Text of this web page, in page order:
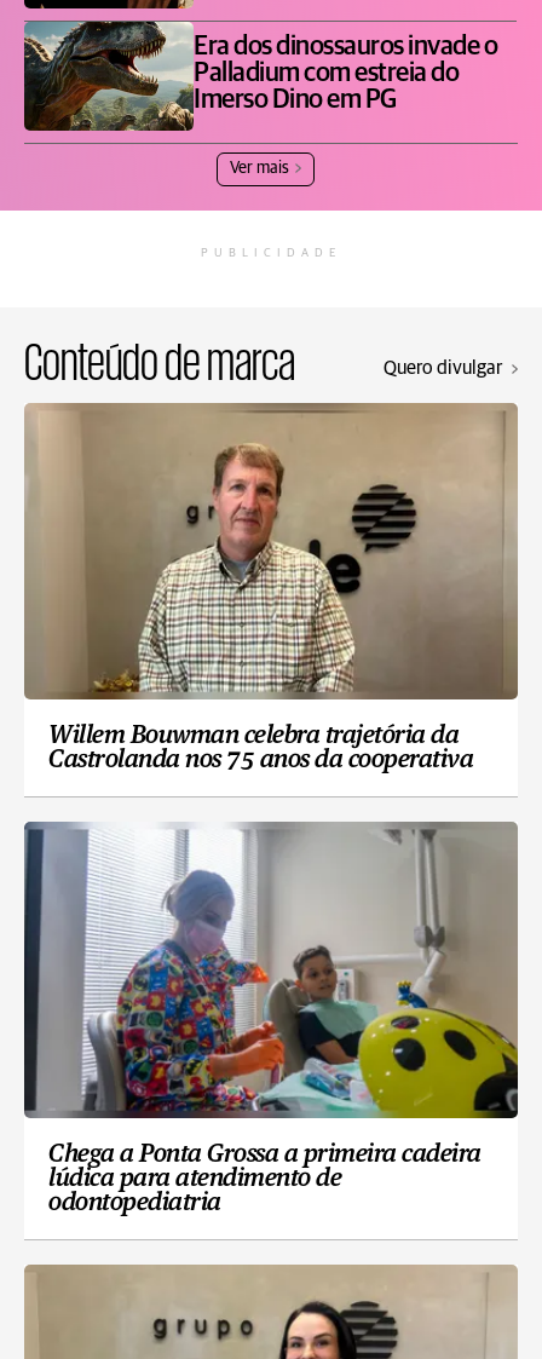
Era dos dinossauros invade o
Palladium com estreia do
Imerso Dino em PG
Ver mais
PUBLICIDADE
Conteúdo de marca Quero divulgar
Willem Bouwman celebra trajetória da
Castrolanda nos 75 anos da cooperativa
Chega a Ponta Grossa a primeira cadeira
lúdica para atendimento de
odontopediatria